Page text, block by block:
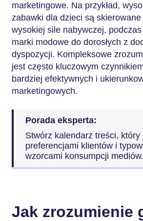
marketingowe. Na przykład,
zabawki dla dzieci są
wysokiej sile nabywczej,
marki modowe do dorosłych z
dyspozycji. Kompleksowe
jest często kluczowym
bardziej efektywnych i
marketingowych.
Porada eksperta:
Stwórz kalendarz treści,
preferencjami klientów i
wzorcami konsumpcji mediów.
Jak zrozumienie